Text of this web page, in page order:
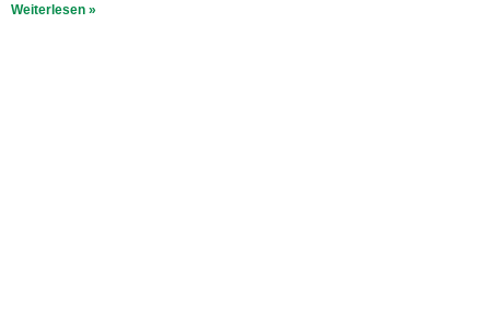
Weiterlesen »